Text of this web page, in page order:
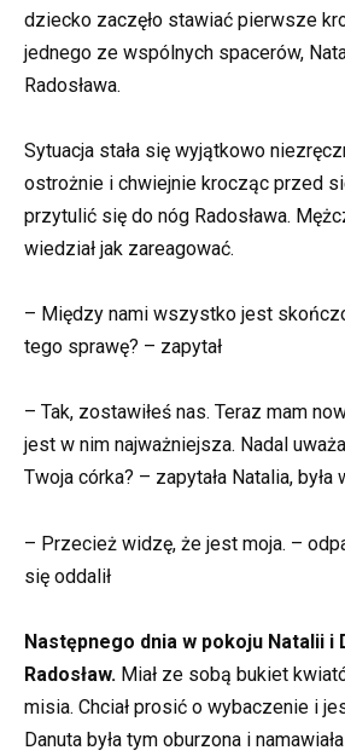
dziecko zaczęło stawiać pierwsze
jednego ze wspólnych spacerów,
Radosława.
Sytuacja stała się wyjątkowo
ostrożnie i chwiejnie krocząc przed
przytulić się do nóg Radosława.
wiedział jak zareagować.
– Między nami wszystko jest
tego sprawę? – zapytał
– Tak, zostawiłeś nas. Teraz mam
jest w nim najważniejsza. Nadal
Twoja córka? – zapytała Natalia, była
– Przecież widzę, że jest moja. –
się oddalił
Następnego dnia w pokoju Natalii i
Radosław. Miał ze sobą bukiet
misia. Chciał prosić o wybaczenie i
Danuta była tym oburzona i